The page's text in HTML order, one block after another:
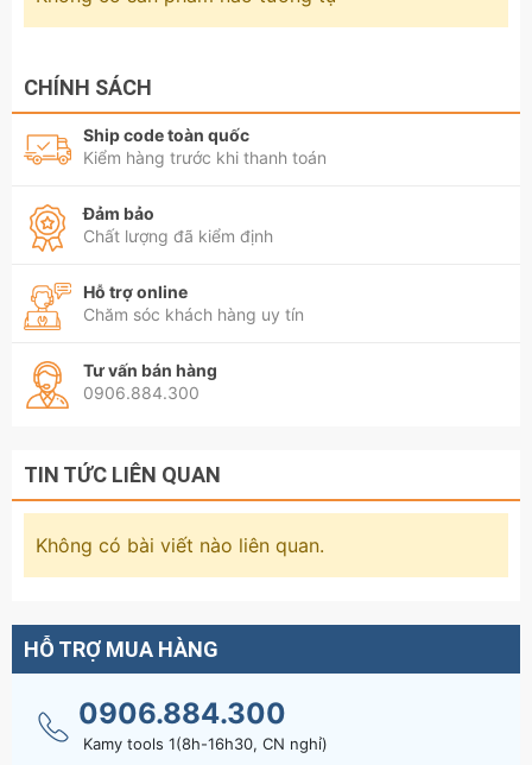
CHÍNH SÁCH
Ship code toàn quốc
Kiểm hàng trước khi thanh toán
Đảm bảo
Chất lượng đã kiểm định
Hỗ trợ online
Chăm sóc khách hàng uy tín
Tư vấn bán hàng
0906.884.300
TIN TỨC LIÊN QUAN
Không có bài viết nào liên quan.
HỖ TRỢ MUA HÀNG
0906.884.300
Kamy tools 1(8h-16h30, CN nghỉ)